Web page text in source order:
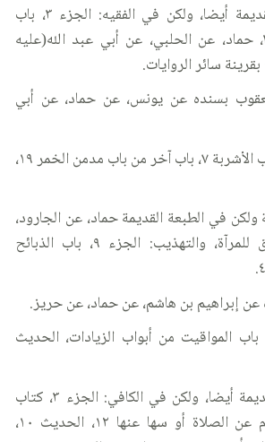
كذا في الطبعة القديمة أيضا، ولكن في الفقيه: الجزء ٣، باب
الارتداد، الحديث ٣٣٥، حماد، عن الحلبي، عن أبي عبد الله(عليه
سائر الروايات.
بسنده عن يونس، عن حماد، عن أبي
الكافي: الجزء ٦، باب الأشربة ٧، باب آخر من باب مدمن الخمر ١٩،
في الطبعة القديمة حماد، عن الجارود،
وهو الصحيح الموافق للمرآة، والتهذيب: الجزء ٩، باب الذبائح
إبراهيم بن هاشم، عن حماد، عن حريز.
الجزء ٢، باب المواقيت من أبواب الزيادات، الحديث
كذا في الطبعة القديمة أيضا، ولكن في الكافي: الجزء ٣، كتاب
الصلاة ٤، باب من نام عن الصلاة أو سها عنها ١٢، الحديث ١٠،